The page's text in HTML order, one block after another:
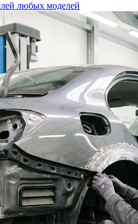
любых моделей